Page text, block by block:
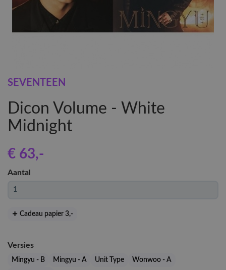
SEVENTEEN
Dicon Volume - White
Midnight
€ 63,-
Aantal
Cadeau papier 3,-
Versies
Mingyu - B Mingyu - A Unit Type
Wonwoo - A